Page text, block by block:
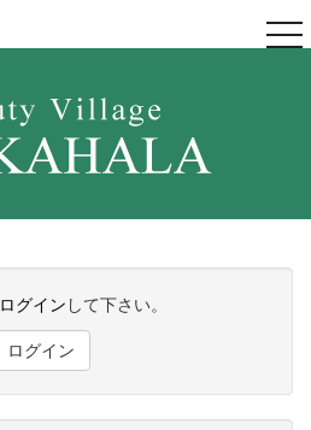
ログイン して下さい。
ログイン